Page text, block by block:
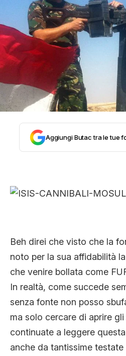
STORIA E CITAZIONI
INTRATTENIMENTO
COMPLOTTI, LEGGENDE
EVERGREEN
TRUFFE E SOCIAL
CLIMA ED ENERGIA
CONTATTI
CHI SIAMO
Aggiungi Butac tra le tue
Beh direi che visto che la
noto per la sua affidabilità
che venire bollata come
In realtà, come succede
senza fonte non posso
ma solo cercare di aprire
continuate a leggere
anche da tantissime testate